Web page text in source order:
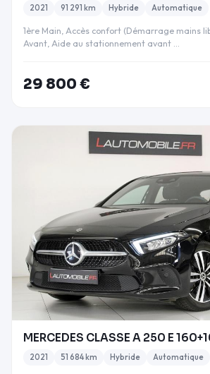
2021 91 291 km Hybride Automatique
1ère Main, Accès confort (Démarrage mains
Avant, Aide au stationnement avant …
29 800 €
2021 51 684 km Hybride Automatique